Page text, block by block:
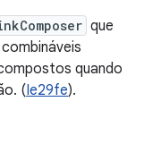
que
quando
(Ie29fe).